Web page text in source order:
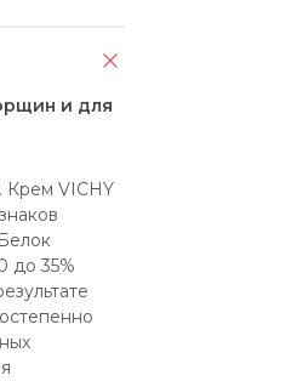
и для
Крем VICHY
до 35%